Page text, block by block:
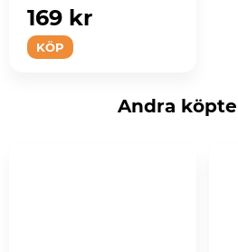
storlek.
KÖP
169 kr
Andra